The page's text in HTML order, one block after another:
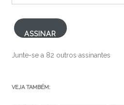
ASSINAR
Junte-se a 82 outros assinantes
VEJA TAMBÉM: